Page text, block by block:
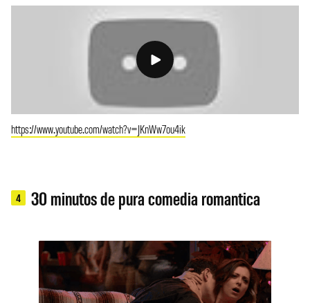
https://www.youtube.com/watch?v=JKnWw7ou4ik
4 30 minutos de pura comedia romantica